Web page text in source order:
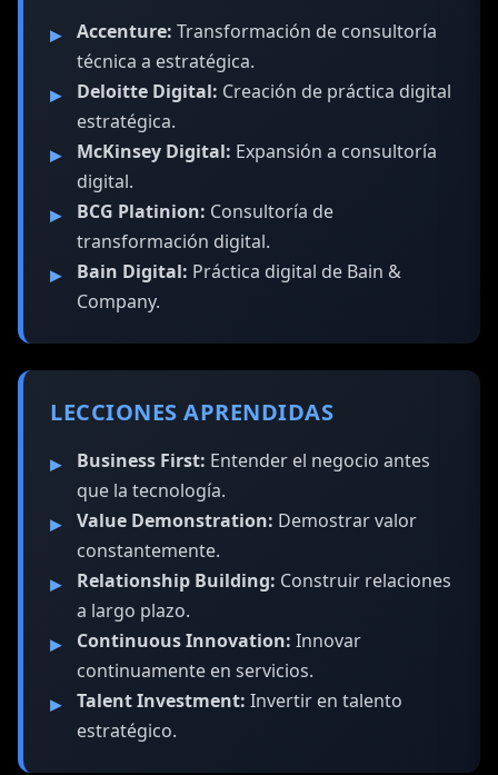
Accenture: Transformación de consultoría
técnica a estratégica.
Deloitte Digital: Creación de práctica digital
estratégica.
McKinsey Digital: Expansión a consultoría
digital.
BCG Platinion: Consultoría de
transformación digital.
Bain Digital: Práctica digital de Bain &
Company.
LECCIONES APRENDIDAS
Business First: Entender el negocio antes
que la tecnología.
Value Demonstration: Demostrar valor
constantemente.
Relationship Building: Construir relaciones
a largo plazo.
Continuous Innovation: Innovar
continuamente en servicios.
Talent Investment: Invertir en talento
estratégico.